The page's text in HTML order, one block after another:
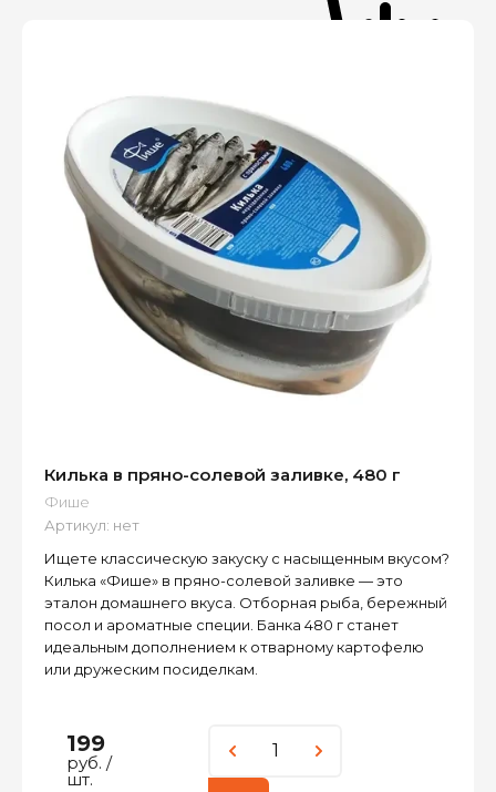
Килька в пряно-солевой заливке, 480 г
Фише
Артикул: нет
Ищете классическую закуску с насыщенным вкусом?
Килька «Фише» в пряно-солевой заливке — это
эталон домашнего вкуса. Отборная рыба, бережный
посол и ароматные специи. Банка 480 г станет
идеальным дополнением к отварному картофелю
или дружеским посиделкам.
199
руб. /
шт.